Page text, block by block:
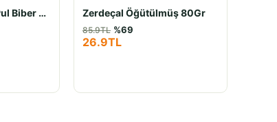
Tatlı Kırmızı İpek Pul Biber 80Gr Zerdeçal Öğütülmüş 80Gr
85.9TL %69
26.9TL